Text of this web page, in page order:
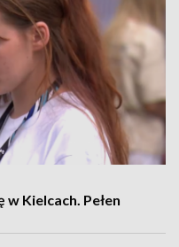
w Kielcach. Pełen